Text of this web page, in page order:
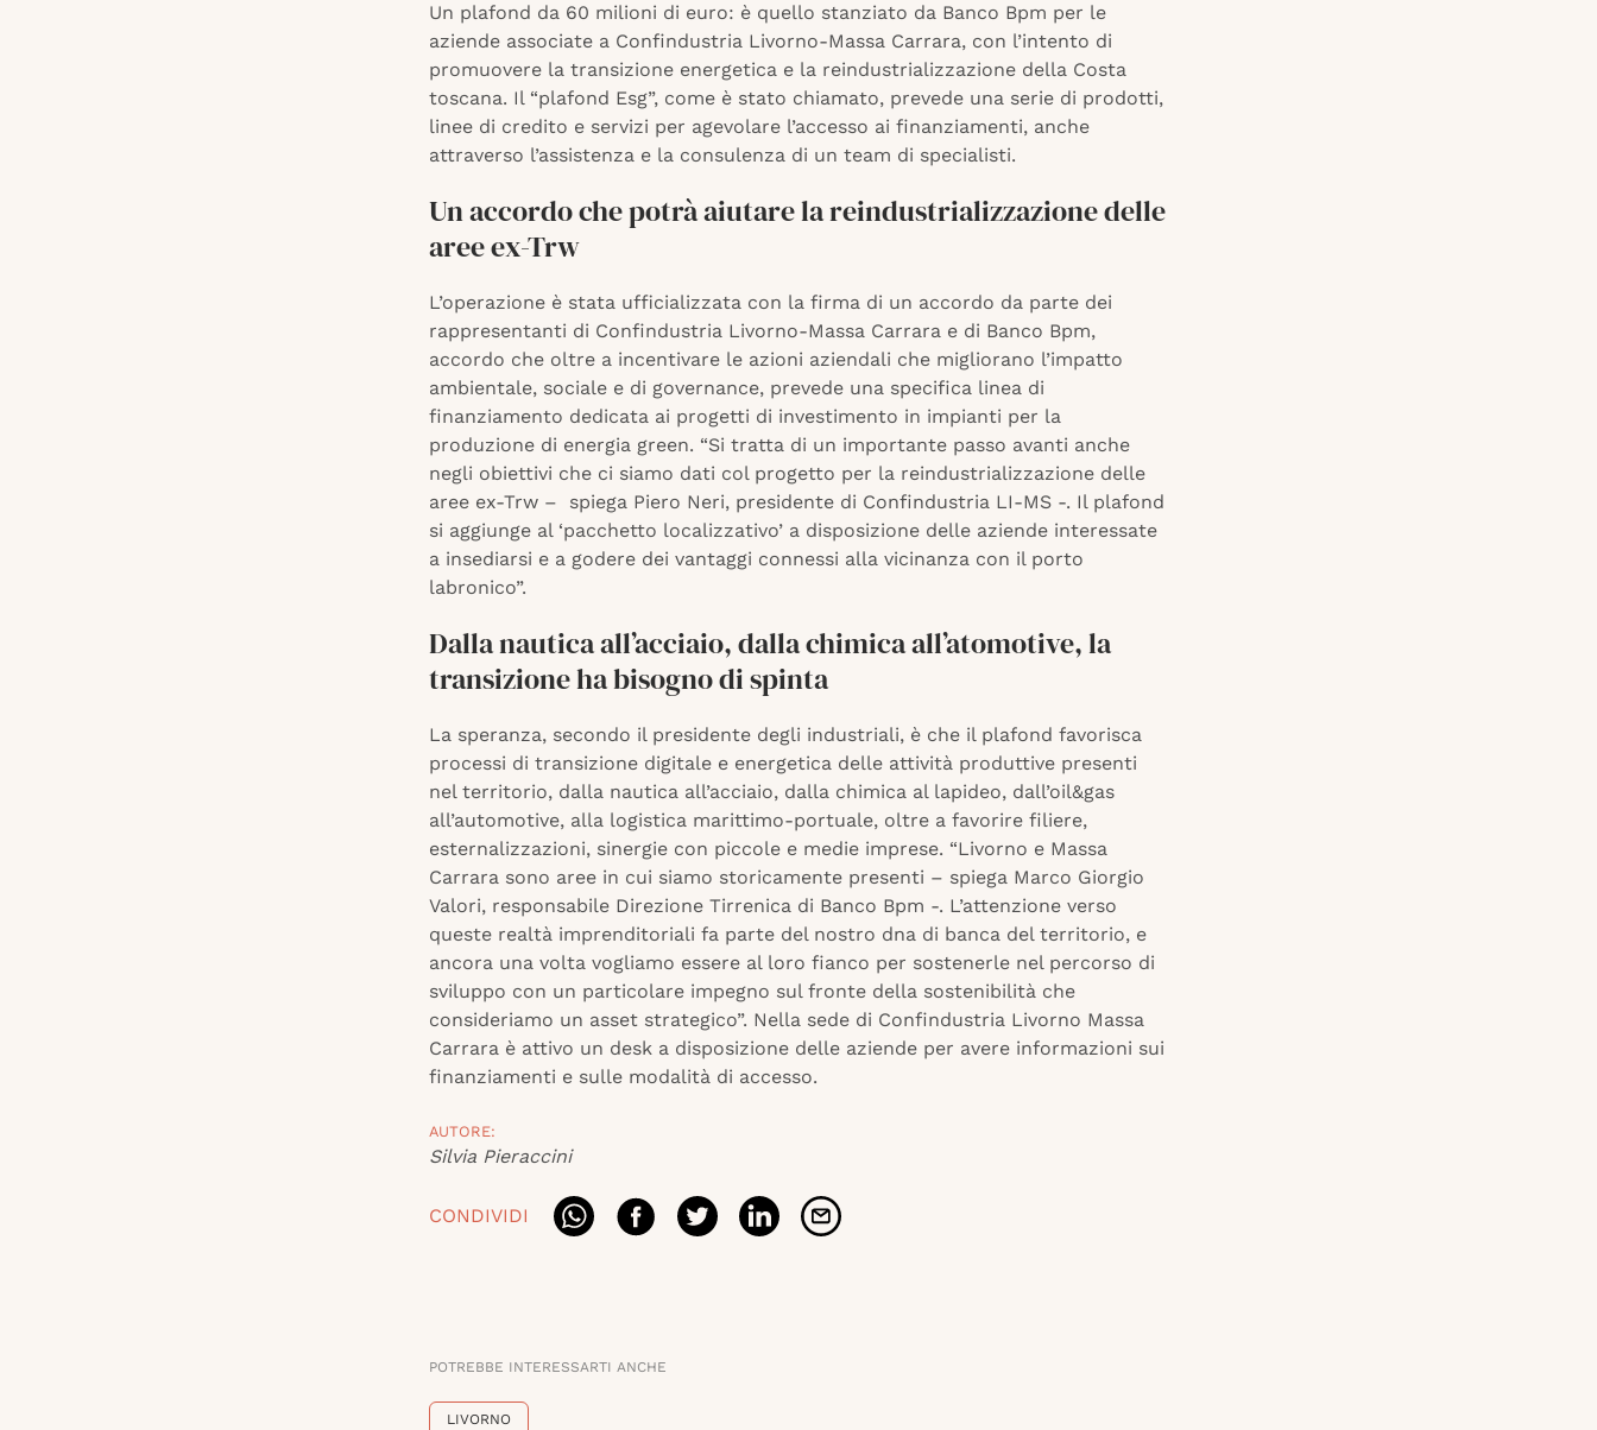
Un plafond da 60 milioni di euro: è quello stanziato da Banco Bpm per le
aziende associate a Confindustria Livorno-Massa Carrara, con l’intento di
promuovere la transizione energetica e la reindustrializzazione della Costa
toscana. Il “plafond Esg”, come è stato chiamato, prevede una serie di prodotti,
linee di credito e servizi per agevolare l’accesso ai finanziamenti, anche
attraverso l’assistenza e la consulenza di un team di specialisti.
Un accordo che potrà aiutare la reindustrializzazione delle
aree ex-Trw
L’operazione è stata ufficializzata con la firma di un accordo da parte dei
rappresentanti di Confindustria Livorno-Massa Carrara e di Banco Bpm,
accordo che oltre a incentivare le azioni aziendali che migliorano l’impatto
ambientale, sociale e di governance, prevede una specifica linea di
finanziamento dedicata ai progetti di investimento in impianti per la
produzione di energia green. “Si tratta di un importante passo avanti anche
negli obiettivi che ci siamo dati col progetto per la reindustrializzazione delle
aree ex-Trw – spiega Piero Neri, presidente di Confindustria LI-MS -. Il plafond
si aggiunge al ‘pacchetto localizzativo’ a disposizione delle aziende interessate
a insediarsi e a godere dei vantaggi connessi alla vicinanza con il porto
labronico”.
Dalla nautica all’acciaio, dalla chimica all’atomotive, la
transizione ha bisogno di spinta
La speranza, secondo il presidente degli industriali, è che il plafond favorisca
processi di transizione digitale e energetica delle attività produttive presenti
nel territorio, dalla nautica all’acciaio, dalla chimica al lapideo, dall’oil&gas
all’automotive, alla logistica marittimo-portuale, oltre a favorire filiere,
esternalizzazioni, sinergie con piccole e medie imprese. “Livorno e Massa
Carrara sono aree in cui siamo storicamente presenti – spiega Marco Giorgio
Valori, responsabile Direzione Tirrenica di Banco Bpm -. L’attenzione verso
queste realtà imprenditoriali fa parte del nostro dna di banca del territorio, e
ancora una volta vogliamo essere al loro fianco per sostenerle nel percorso di
sviluppo con un particolare impegno sul fronte della sostenibilità che
consideriamo un asset strategico”. Nella sede di Confindustria Livorno Massa
Carrara è attivo un desk a disposizione delle aziende per avere informazioni sui
finanziamenti e sulle modalità di accesso.
AUTORE:
Silvia Pieraccini
CONDIVIDI
POTREBBE INTERESSARTI ANCHE
LIVORNO